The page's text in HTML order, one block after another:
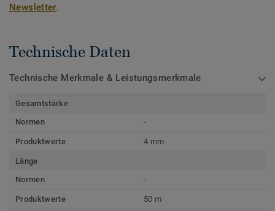
Newsletter.
Technische Daten
Technische Merkmale & Leistungsmerkmale
Gesamtstärke
Normen
-
Produktwerte 4 mm
Länge
Normen
-
Produktwerte 50 m